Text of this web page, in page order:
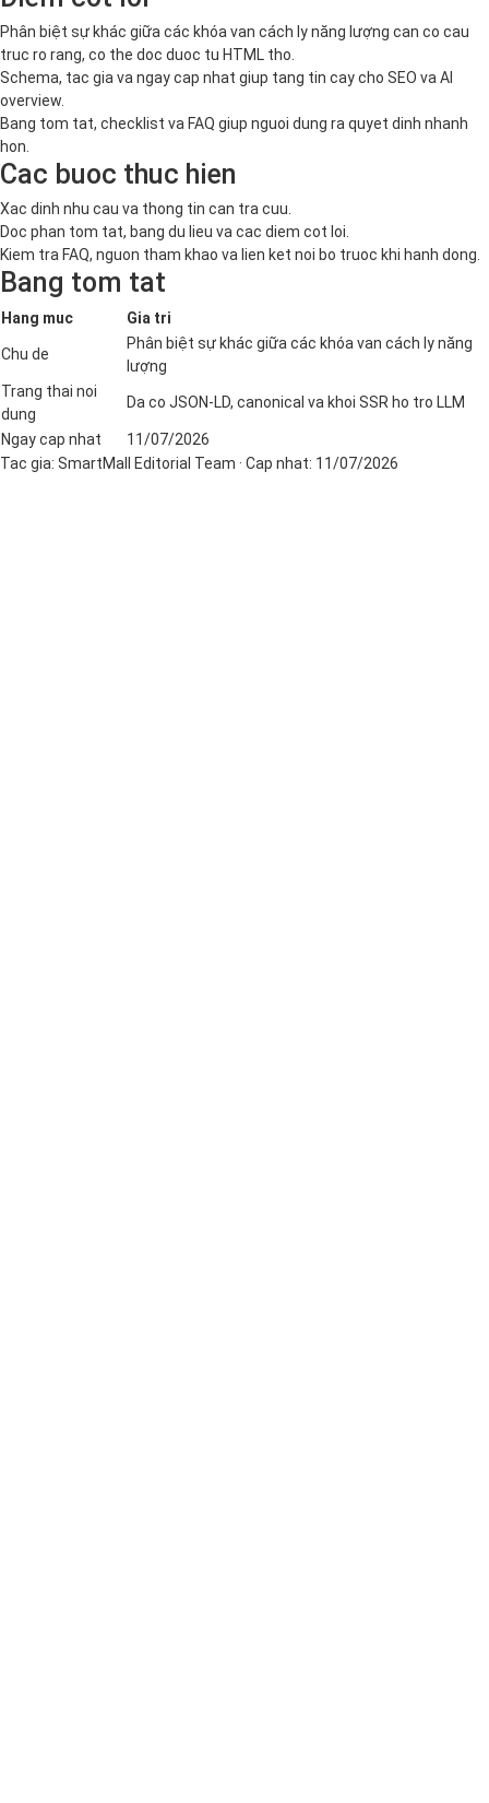
Phân biệt sự khác giữa các khóa van cách ly năng lượng can co cau
truc ro rang, co the doc duoc tu HTML tho.
Schema, tac gia va ngay cap nhat giup tang tin cay cho SEO va AI
overview.
Bang tom tat, checklist va FAQ giup nguoi dung ra quyet dinh nhanh
hon.
Cac buoc thuc hien
Xac dinh nhu cau va thong tin can tra cuu.
Doc phan tom tat, bang du lieu va cac diem cot loi.
Kiem tra FAQ, nguon tham khao va lien ket noi bo truoc khi hanh dong.
Bang tom tat
Hang muc Gia tri
Chu de
Phân biệt sự khác giữa các khóa van cách ly năng
lượng
Trang thai noi
dung
Da co JSON-LD, canonical va khoi SSR ho tro LLM
Ngay cap nhat
11/07/2026
Tac gia: SmartMall Editorial Team · Cap nhat: 11/07/2026